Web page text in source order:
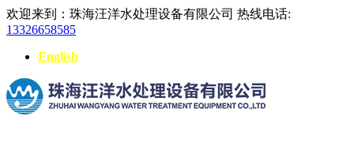
欢迎来到：珠海汪洋水处理设备有限公司 热线电话:
13326658585
English